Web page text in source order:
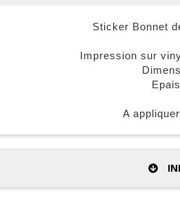
Sticker Bonnet
Impression sur
A